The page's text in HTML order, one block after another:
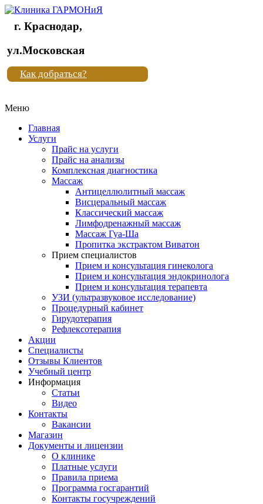
Клиника
"Новая
жизнь"
Клиника
жизнь"
г. Краснодар,
ул.Московская
Как добраться?
Меню
Главная
Услуги
Прайс на услуги
Прайс на анализы
Комплексная диагностика
Массаж
Антицеллюлитный массаж
Висцеральный массаж
Классический массаж
Лимфодренажный массаж
Массаж Гуа-Ша
Пропитка экстрактом Виватон
Прием специалистов
Прием и консультация гинеколога
Прием и консультация эндокринолога
Прием и консультация терапевта
УЗИ (ультразвуковое исследование)
Процедурный кабинет
Гирудотерапия
Рефлексотерапия
Акции
Специалисты
Отзывы Клиентов
Учебный центр
Информация
Статьи
Видео
Контакты
Вакансии
Магазин
Документы и лицензии
О клинике
Платные услуги
Правила приема
Программа госгарантий
Контакты госучреждений